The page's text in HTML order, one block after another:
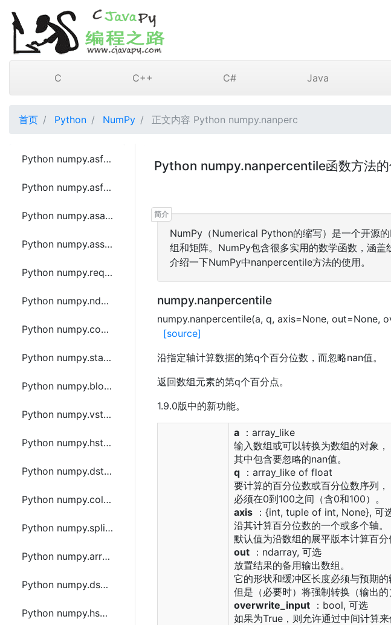
C C++ C# Java
首页 Python NumPy 正文内容 Python numpy.nanperc
Python numpy.asfarray函数方法的使用
Python numpy.asfortranarray函数方法的使用
Python numpy.asarray_chkfinite函数方法的使用
Python numpy.asscalar函数方法的使用
Python numpy.require函数方法的使用
Python numpy.ndarray.item函数方法的使用
Python numpy.concatenate函数方法的使用
Python numpy.stack函数方法的使用
Python numpy.block函数方法的使用
Python numpy.vstack函数方法的使用
Python numpy.hstack函数方法的使用
Python numpy.dstack函数方法的使用
Python numpy.column_stack函数方法的使用
Python numpy.split函数方法的使用
Python numpy.array_split函数方法的使用
Python numpy.dsplit函数方法的使用
Python numpy.hsplit函数方法的使用
Python numpy.nanpercentile函数方法的
NumPy（Numerical Python的缩写）是一个开源
组和矩阵。NumPy包含很多实用的数学函数，涵
介绍一下NumPy中nanpercentile方法的使用。
numpy.nanpercentile
numpy.nanpercentile(a, q, axis=None, out=None,
[source]
沿指定轴计算数据的第q个百分位数，而忽略nan值。
返回数组元素的第q个百分点。
1.9.0版中的新功能。
a ：array_like
输入数组或可以转换为数组的对象，
其中包含要忽略的nan值。
q ：array_like of float
要计算的百分位数或百分位数序列，
必须在0到100之间（含0和100）。
axis ：{int, tuple of int, None}, 可
沿其计算百分位数的一个或多个轴。
默认值为沿数组的展平版本计算百分
out ：ndarray, 可选
放置结果的备用输出数组。
它的形状和缓冲区长度必须与预期的
但是（必要时）将强制转换（输出的
overwrite_input ：bool, 可选
如果为True，则允许通过中间计算来